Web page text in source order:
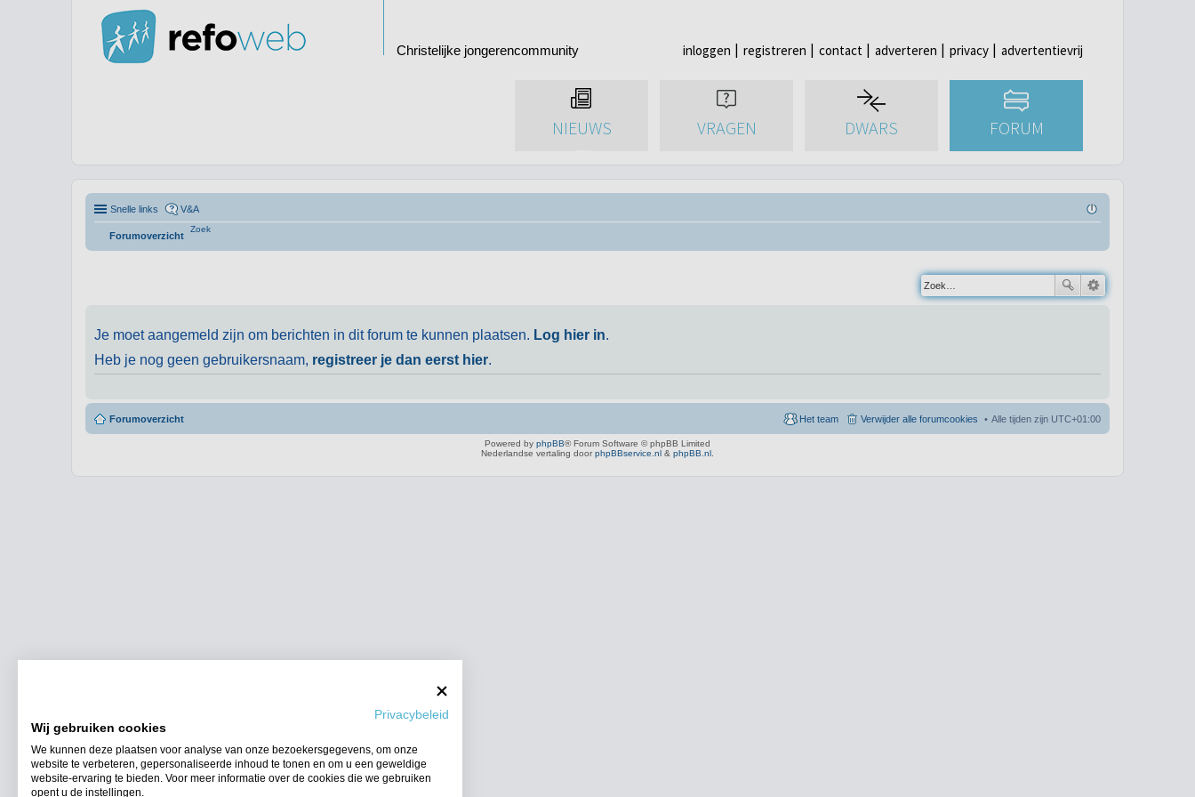
Privacybeleid
Wij gebruiken cookies
We kunnen deze plaatsen voor analyse van onze bezoekersgegevens, om onze
website te verbeteren, gepersonaliseerde inhoud te tonen en om u een geweldige
website-ervaring te bieden. Voor meer informatie over de cookies die we gebruiken
opent u de instellingen.
Christelijke jongerencommunity inloggen registreren contact adverteren privacy advertentievrij
NIEUWS VRAGEN DWARS FORUM
Snelle links V&A
Forumoverzicht
Zoek
Je moet aangemeld zijn om berichten in dit forum te kunnen plaatsen. Log hier in.
Heb je nog geen gebruikersnaam, registreer je dan eerst hier.
Forumoverzicht Alle tijden zijn UTC+01:00
Verwijder alle forumcookies
Het team
Powered by phpBB® Forum Software © phpBB Limited
Nederlandse vertaling door phpBBservice.nl & phpBB.nl